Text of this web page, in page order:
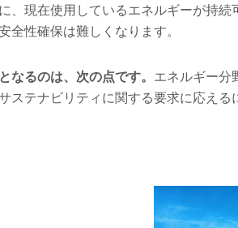
、現在使用しているエネルギーが持
全性確保は難しくなります。
なるのは、次の点です。 エネルギー分
ステナビリティに関する要求に応え